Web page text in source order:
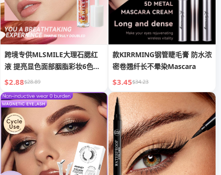
跨境专供MLSMILE大理石腮红
液 提亮显色面部胭脂彩妆6色眼
影修容
$2.88$28.89
款KIRRMING钢管睫毛膏 防水浓
密卷翘纤长不晕染Mascara
$3.45$34.23